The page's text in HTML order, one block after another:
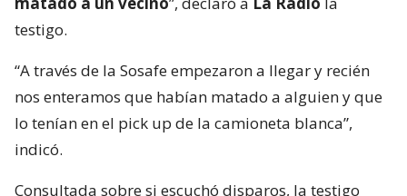
testigo.
“A través de la Sosafe empezaron a llegar y recién
nos enteramos que habían matado a alguien y que
lo tenían en el pick up de la camioneta blanca”,
indicó.
Consultada sobre si escuchó disparos, la testigo